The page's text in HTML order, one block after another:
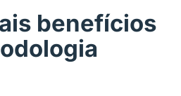
benefícios